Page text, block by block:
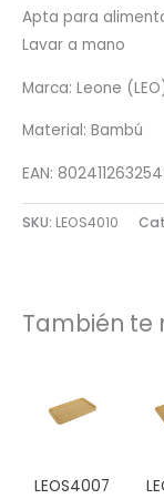
Apta para
Lavar a mano
Marca: Leone
Material: Bambú
EAN:
SKU: LEOS4010
También te
LEOS4007